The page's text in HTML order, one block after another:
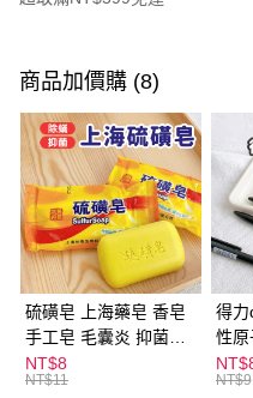
信用卡一次付款
超商取貨付款
LINE Pay
Apple Pay
街口支付
悠遊付
ATM付款
商品加價購 (8)
硫磺皂 上海藥皂 香皂
手工皂 毛囊炎 抑菌除
蟎 清潔護膚 去油去痘
寵物皮膚病 狗狗貓咪
NT$8
NT$11
得力
性原
NT$9